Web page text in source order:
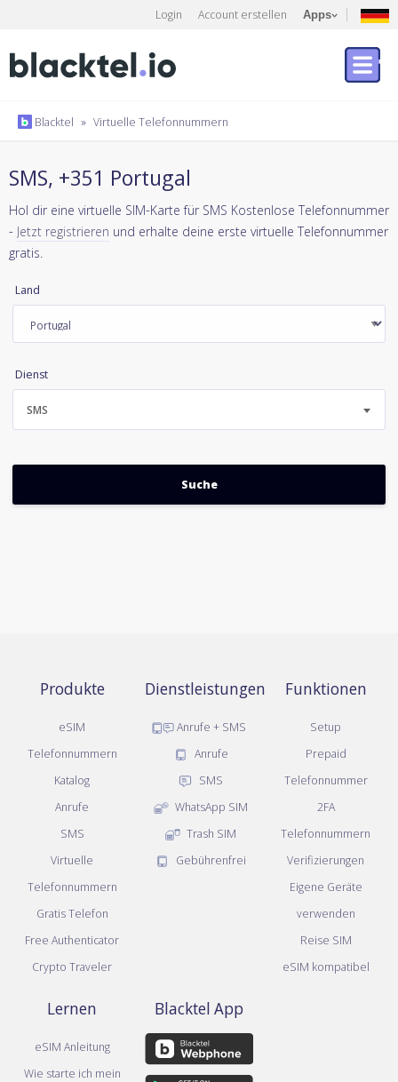
Login Account erstellen Apps
Blacktel » Virtuelle Telefonnummern
SMS, +351 Portugal
Hol dir eine virtuelle SIM-Karte für SMS Kostenlose Telefonnummer
- Jetzt registrieren und erhalte deine erste virtuelle Telefonnummer
gratis.
Land
Dienst
SMS
Produkte
eSIM
Telefonnummern
Katalog
Anrufe
SMS
Virtuelle
Telefonnummern
Gratis Telefon
Free Authenticator
Crypto Traveler
Dienstleistungen
Anrufe + SMS
Anrufe
SMS
WhatsApp SIM
Trash SIM
Gebührenfrei
Funktionen
Setup
Prepaid
Telefonnummer
2FA
Telefonnummern
Verifizierungen
Eigene Geräte
verwenden
Reise SIM
eSIM kompatibel
Lernen
eSIM Anleitung
Wie starte ich mein
Blacktel App